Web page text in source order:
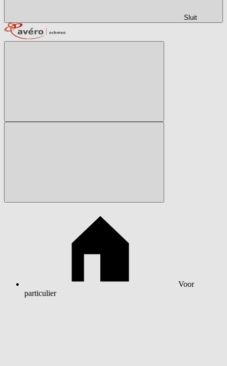
Sluit
Voor
particulier